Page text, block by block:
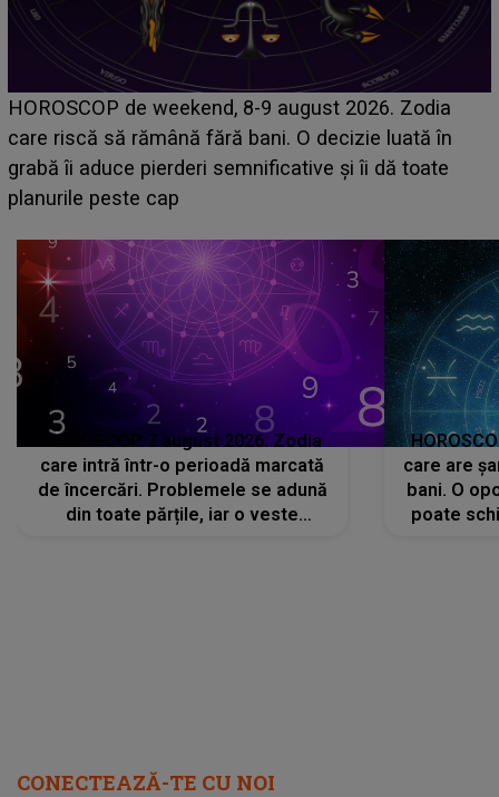
Emanuel a ținut ACEST DETALIU ASCUNS până
acum! În fața Alexandrei, concurentul din Casa Iubirii
face o MĂRTURISIRE NEAȘTEPTATĂ despre mama
sa: "I-am spus și ei în față, eu nu te iubesc pentru
HOROSCOP 7 august 2026. Zodia
care intră într-o perioadă marcată
de încercări. Problemele se adună
din toate părțile, iar o veste
care are
bani. O
poate
CONECTEAZĂ-TE CU NOI